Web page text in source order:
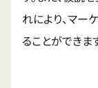
れにより、マー
ることができま